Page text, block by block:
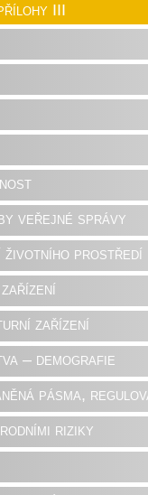
III
veřejné správy
životního prostředí
zařízení
– demografie
pásma,
riziky